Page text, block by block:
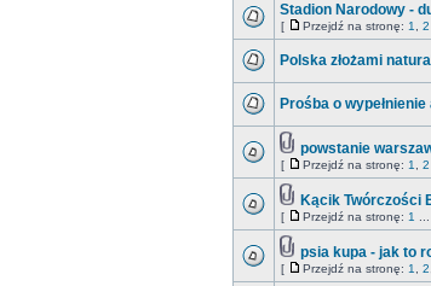
Stadion Narodowy -
[ Przejdź na stronę: 1 2
Polska złożami
Prośba o
powstanie
[ Przejdź na stronę: 1 2
Kącik Twórczości
[ Przejdź na stronę: 1
psia kupa - jak to
[ Przejdź na stronę: 1 2